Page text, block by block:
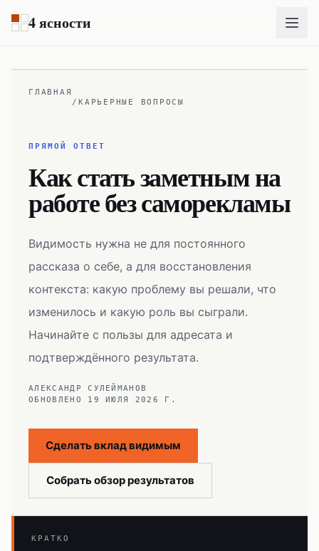
4 ясности
ГЛАВНАЯ
/КАРЬЕРНЫЕ ВОПРОСЫ
ПРЯМОЙ ОТВЕТ
Как стать заметным на
работе без саморекламы
Видимость нужна не для постоянного
рассказа о себе, а для восстановления
контекста: какую проблему вы решали, что
изменилось и какую роль вы сыграли.
Начинайте с пользы для адресата и
подтверждённого результата.
АЛЕКСАНДР СУЛЕЙМАНОВ
ОБНОВЛЕНО 19 ИЮЛЯ 2026 Г.
Сделать вклад видимым
Собрать обзор результатов
КРАТКО